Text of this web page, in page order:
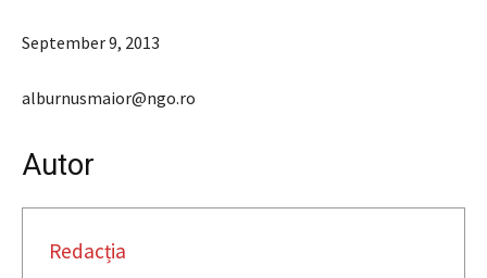
September 9, 2013
alburnusmaior@ngo.ro
Autor
Redacția